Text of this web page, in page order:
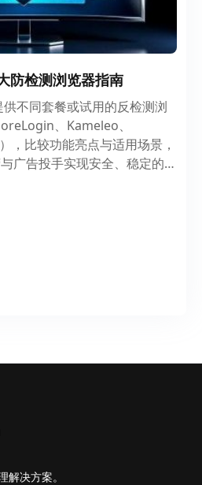
防检测浏览器指南
不同套餐或试用的反检测浏
、Kameleo、
，比较功能亮点与适用场景，
广告投手实现安全、稳定的多
解决方案。